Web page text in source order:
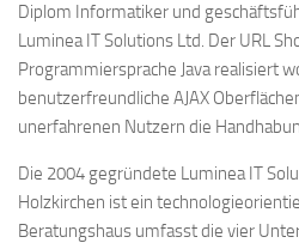
Diplom Informatiker und
Luminea IT Solutions Ltd. Der URL
Programmiersprache Java realisiert
benutzerfreundliche AJAX
unerfahrenen Nutzern die
Die 2004 gegründete Luminea IT
Holzkirchen ist ein
Beratungshaus umfasst die vier